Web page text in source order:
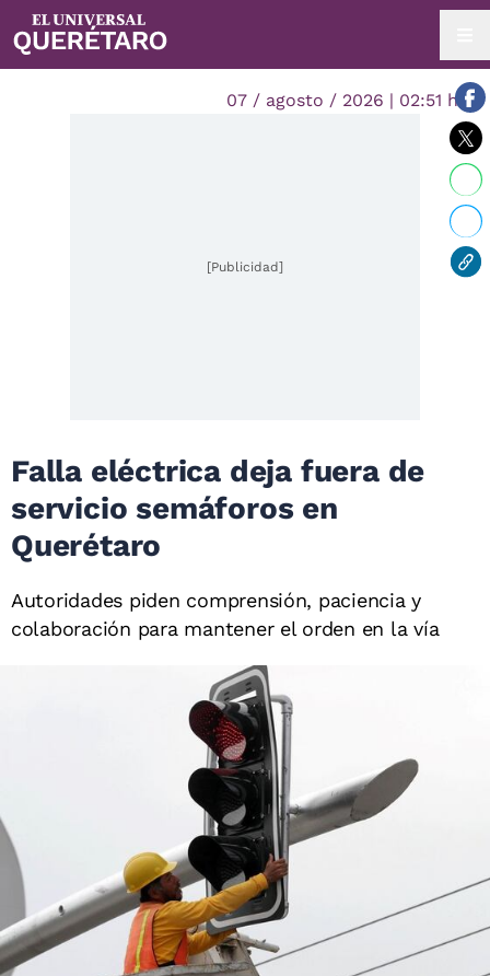
07 / agosto / 2026 | 02:51 hrs.
[Publicidad]
Falla eléctrica deja fuera de
servicio semáforos en
Querétaro
Autoridades piden comprensión, paciencia y
colaboración para mantener el orden en la vía